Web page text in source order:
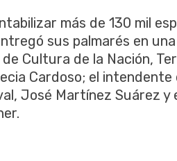
más de 130 mil
sus palmarés en
Cultura de la Nación,
Cardoso; el intendente
José Martínez Suárez y